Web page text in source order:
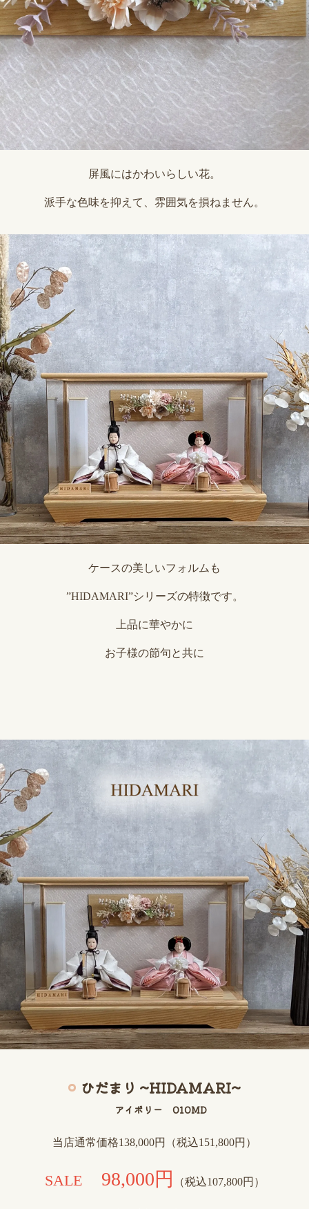
屏風にはかわいらしい花。
派手な色味を抑えて、雰囲気を損ねません。
ケースの美しいフォルムも
”HIDAMARI”シリーズの特徴です。
上品に華やかに
お子様の節句と共に
ひだまり ~HIDAMARI~
アイボリー 010MD
当店通常価格138,000円（税込151,800円）
SALE98,000円 （税込107,800円）